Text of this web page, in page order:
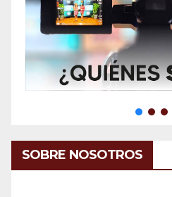
SOBRE NOSOTROS